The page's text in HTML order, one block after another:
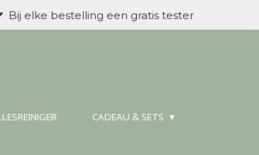
Bij elke bestelling een gratis tester
CADEAU & SETS